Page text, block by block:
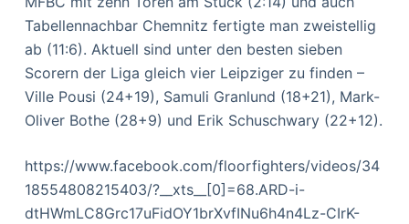
Tabellennachbar Chemnitz fertigte man zweistellig
ab (11:6). Aktuell sind unter den besten sieben
Scorern der Liga gleich vier Leipziger zu finden –
Ville Pousi (24+19), Samuli Granlund (18+21), Mark-
Oliver Bothe (28+9) und Erik Schuschwary (22+12).
https://www.facebook.com/floorfighters/videos/34
18554808215403/?__xts__[0]=68.ARD-i-
dtHWmLC8Grc17uFidOY1brXvfINu6h4n4Lz-CIrK-